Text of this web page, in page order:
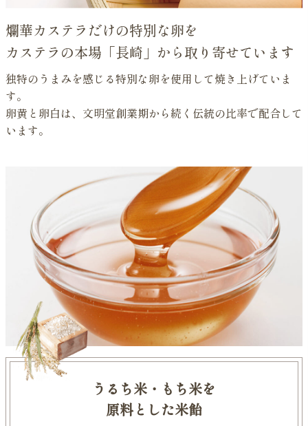
爛華カステラだけの特別な卵を
カステラの本場「長崎」から取り寄せています
独特のうまみを感じる特別な卵を使用して焼き上げていま
す。
卵黄と卵白は、文明堂創業期から続く伝統の比率で配合して
います。
うるち米・もち米を
原料とした米飴